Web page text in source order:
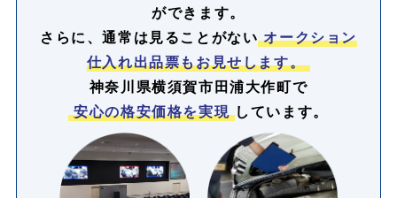
ができます。
さらに、通常は見ることがない オークション
仕入れ出品票もお見せします。
神奈川県横須賀市田浦大作町で
安心の格安価格を実現 しています。